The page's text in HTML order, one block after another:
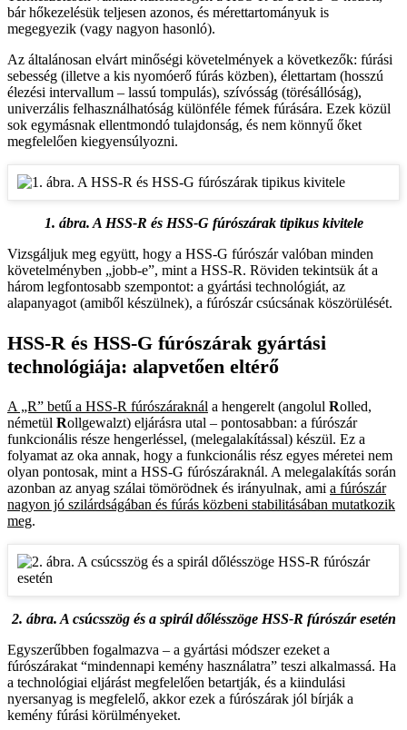
bár hőkezelésük teljesen azonos, és mérettartományuk is
megegyezik (vagy nagyon hasonló).
Az általánosan elvárt minőségi követelmények a következők: fúrási
sebesség (illetve a kis nyomóerő fúrás közben), élettartam (hosszú
élezési intervallum – lassú tompulás), szívósság (törésállóság),
univerzális felhasználhatóság különféle fémek fúrására. Ezek közül
sok egymásnak ellentmondó tulajdonság, és nem könnyű őket
megfelelően kiegyensúlyozni.
1. ábra. A HSS-R és HSS-G fúrószárak tipikus kivitele
Vizsgáljuk meg együtt, hogy a HSS-G fúrószár valóban minden
követelményben „jobb-e”, mint a HSS-R. Röviden tekintsük át a
három legfontosabb szempontot: a gyártási technológiát, az
alapanyagot (amiből készülnek), a fúrószár csúcsának köszörülését.
HSS-R és HSS-G fúrószárak gyártási
technológiája: alapvetően eltérő
A „R” betű a HSS-R fúrószáraknál a hengerelt (angolul Rolled,
németül Rollgewalzt) eljárásra utal – pontosabban: a fúrószár
funkcionális része hengerléssel, (melegalakítással) készül. Ez a
folyamat az oka annak, hogy a funkcionális rész egyes méretei nem
olyan pontosak, mint a HSS-G fúrószáraknál. A melegalakítás során
azonban az anyag szálai tömörödnek és irányulnak, ami a fúrószár
nagyon jó szilárdságában és fúrás közbeni stabilitásában mutatkozik
meg.
2. ábra. A csúcsszög és a spirál dőlésszöge HSS-R fúrószár esetén
Egyszerűbben fogalmazva – a gyártási módszer ezeket a
fúrószárakat “mindennapi kemény használatra” teszi alkalmassá. Ha
a technológiai eljárást megfelelően betartják, és a kiindulási
nyersanyag is megfelelő, akkor ezek a fúrószárak jól bírják a
kemény fúrási körülményeket.